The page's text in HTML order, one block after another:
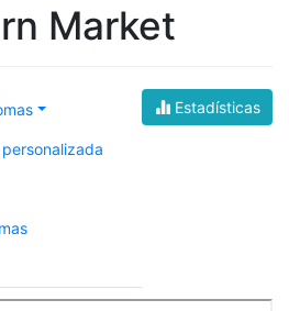
Market
Estadísticas